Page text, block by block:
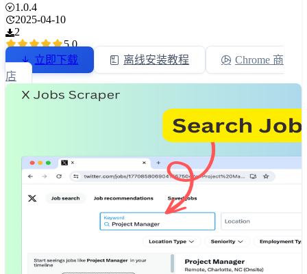
1.0.4
2025-04-10
2
5.0
立即下载
离线安装教程
Chrome 商
店